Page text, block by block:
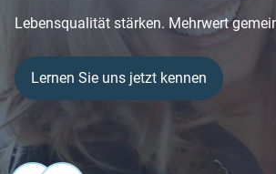
Lebensqualität stärken. Mehrwert
Lernen Sie uns jetzt kennen
Mehr erfahren
Test starten
IC Home 24 kennenlernen!